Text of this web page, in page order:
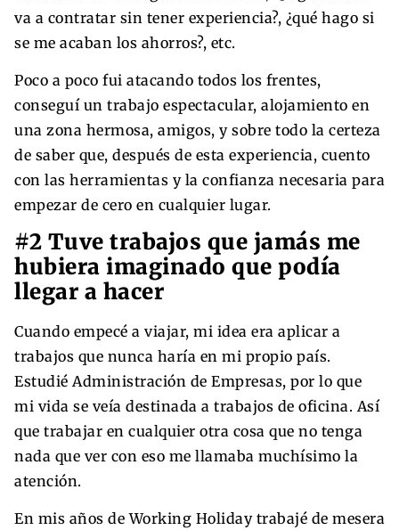
va a contratar sin tener experiencia?, ¿qué hago si
se me acaban los ahorros?, etc.
Poco a poco fui atacando todos los frentes,
conseguí un trabajo espectacular, alojamiento en
una zona hermosa, amigos, y sobre todo la certeza
de saber que, después de esta experiencia, cuento
con las herramientas y la confianza necesaria para
empezar de cero en cualquier lugar.
#2 Tuve trabajos que jamás me
hubiera imaginado que podía
llegar a hacer
Cuando empecé a viajar, mi idea era aplicar a
trabajos que nunca haría en mi propio país.
Estudié Administración de Empresas, por lo que
mi vida se veía destinada a trabajos de oficina. Así
que trabajar en cualquier otra cosa que no tenga
nada que ver con eso me llamaba muchísimo la
atención.
En mis años de Working Holiday trabajé de mesera